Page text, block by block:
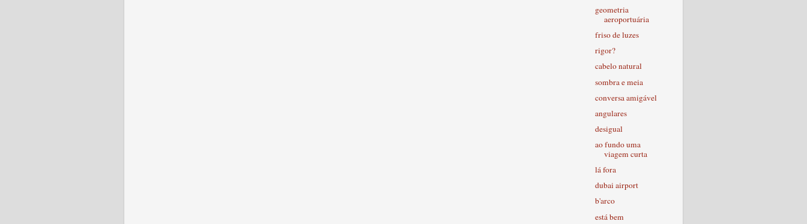
geometria
aeroportuária
friso de luzes
rigor?
cabelo natural
sombra e meia
conversa amigável
angulares
desigual
ao fundo uma
viagem curta
lá fora
dubai airport
b'arco
está bem